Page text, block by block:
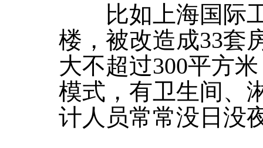
比如上海国际工
楼，被改造成33套
大不超过300平方
模式，有卫生间、
计人员常常没日没